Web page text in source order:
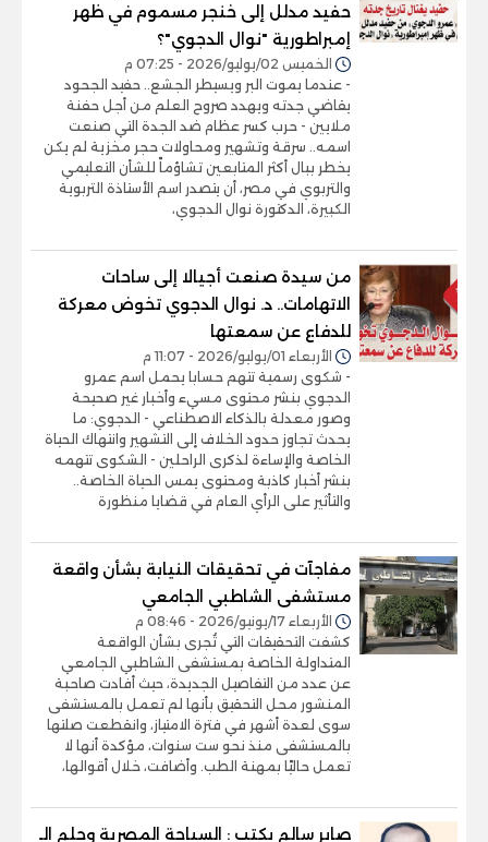
حفيد مدلل إلى خنجر مسموم في ظهر
إمبراطورية "نوال الدجوي"؟
الخميس 02/يوليو/2026 - 07:25 م
- عندما يموت البر ويسيطر الجشع.. حفيد الجحود
يقاضي جدته ويهدد صروح العلم من أجل حفنة
ملايين - حرب كسر عظام ضد الجدة التي صنعت
اسمه.. سرقة وتشهير ومحاولات حجر مخزية لم يكن
يخطر ببال أكثر المتابعين تشاؤماً للشأن التعليمي
والتربوي في مصر، أن يتصدر اسم الأستاذة التربوية
الكبيرة، الدكتورة نوال الدجوي،
من سيدة صنعت أجيالا إلى ساحات
الاتهامات.. د. نوال الدجوي تخوض معركة
للدفاع عن سمعتها
الأربعاء 01/يوليو/2026 - 11:07 م
- شكوى رسمية تتهم حسابا يحمل اسم عمرو
الدجوي بنشر محتوى مسيء وأخبار غير صحيحة
وصور معدلة بالذكاء الاصطناعي - الدجوي: ما
يحدث تجاوز حدود الخلاف إلى التشهير وانتهاك الحياة
الخاصة والإساءة لذكرى الراحلين - الشكوى تتهمه
بنشر أخبار كاذبة ومحتوى يمس الحياة الخاصة..
والتأثير على الرأي العام في قضايا منظورة
مفاجآت في تحقيقات النيابة بشأن واقعة
مستشفى الشاطبي الجامعي
الأربعاء 17/يونيو/2026 - 08:46 م
كشفت التحقيقات التي تُجرى بشأن الواقعة
المتداولة الخاصة بمستشفى الشاطبي الجامعي
عن عدد من التفاصيل الجديدة، حيث أفادت صاحبة
المنشور محل التحقيق بأنها لم تعمل بالمستشفى
سوى لعدة أشهر في فترة الامتياز، وانقطعت صلتها
بالمستشفى منذ نحو ست سنوات، مؤكدة أنها لا
تعمل حاليًا بمهنة الطب. وأضافت، خلال أقوالها،
صابر سالم يكتب : السياحة المصرية وحلم الـ